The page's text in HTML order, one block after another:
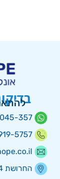
357
5757
החרושת 14, רעננה